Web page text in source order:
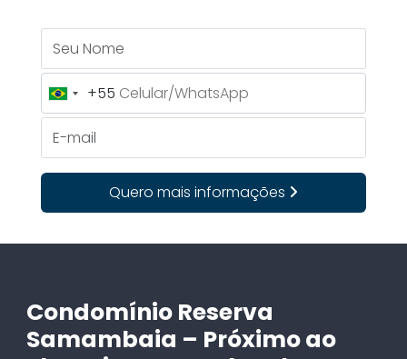
Brazil
+55
+55
Quero mais informações
Condomínio Reserva
Samambaia – Próximo ao